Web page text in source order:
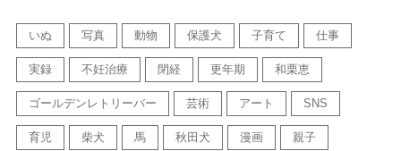
いぬ 写真 動物 保護犬 子育て 仕事
実録 不妊治療 閉経 更年期 和栗恵
ゴールデンレトリーバー 芸術 アート SNS
育児 柴犬 馬 秋田犬 漫画 親子